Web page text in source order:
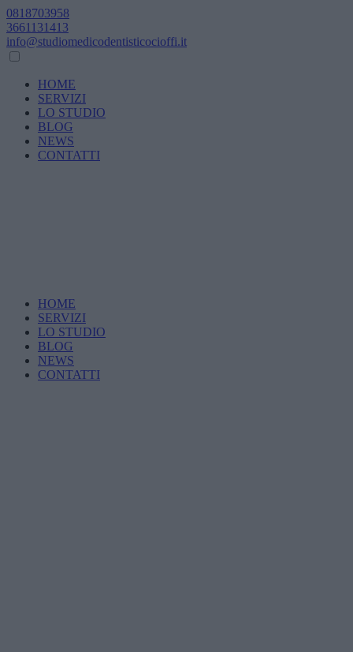
0818703958
3661131413
info@studiomedicodentisticocioffi.it
HOME
SERVIZI
LO STUDIO
BLOG
NEWS
CONTATTI
HOME
SERVIZI
LO STUDIO
BLOG
NEWS
CONTATTI